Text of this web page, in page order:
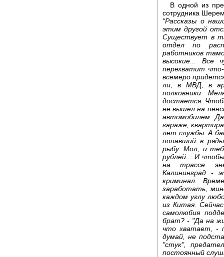
В одной из
сотрудника
"Рассказы о
этим другой
Существует в
отдел по
работников
высокие... Все
перехватит
всемеро
ли, в МВД, в
полковники.
достается.
не вышел на
автомобилем.
гараже,
лет службы. А
попавший в
рыбу. Мол, и
рублей... И
на трассе
Калининград -
криминал.
заработать,
каждом углу
из Китая.
самолюбия
брат? - "Да на
что хватает, -
думай, не
"стук",
постоянный